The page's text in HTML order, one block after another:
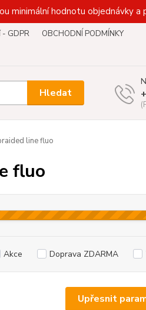
minimální hodnotu objednávky
- GDPR
OBCHODNÍ PODMÍNKY
Hledat
line fluo
fluo
Upřesnit
Akce Doprava ZDARMA